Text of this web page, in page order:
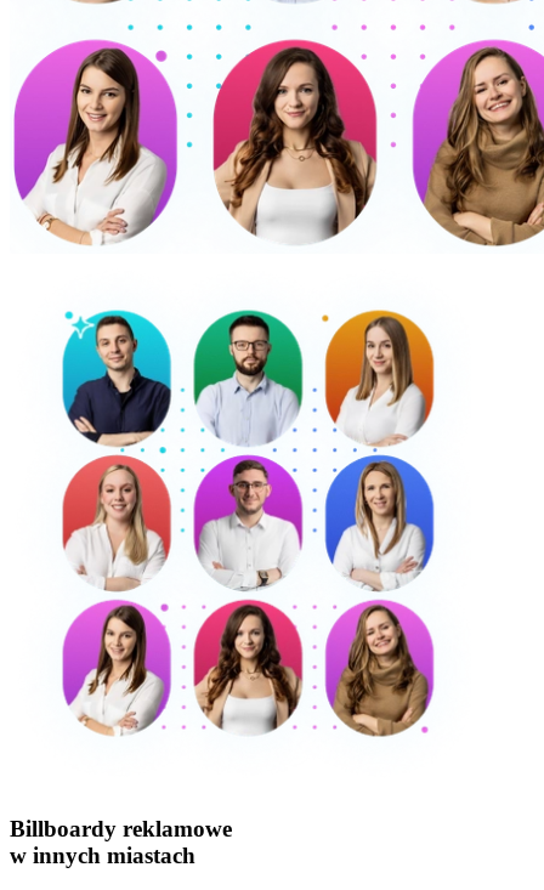
Billboardy reklamowe
w innych miastach